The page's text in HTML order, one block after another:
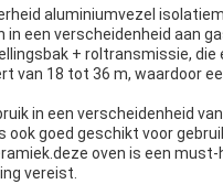
aluminiumvezel
een verscheidenheid aan
+ roltransmissie, die
van 18 tot 36 m, waardoor
in een verscheidenheid
goed geschikt voor
oven is een must-
vereist.